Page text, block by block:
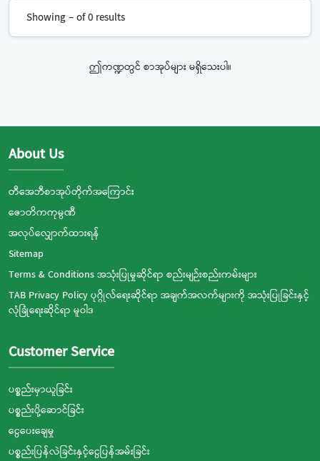
Showing – of 0 results
ဤကဏ္ဍတွင် စာအုပ်များ မရှိသေးပါ။
About Us
တီအေဘီစာအုပ်တိုက်အကြောင်း
ဇောတိကကုမ္ပဏီ
အလုပ်လျှောက်ထားရန်
Sitemap
Terms & Conditions အသုံးပြုမှုဆိုင်ရာ စည်းမျဉ်းစည်းကမ်းများ
TAB Privacy Policy ပုဂ္ဂိုလ်ရေးဆိုင်ရာ အချက်အလက်များကို အသုံးပြုခြင်းနှင့်
လုံခြုံရေးဆိုင်ရာ မူဝါဒ
Customer Service
ပစ္စည်းမှာယူခြင်း
ပစ္စည်းပို့ဆောင်ခြင်း
ငွေပေးချေမှု
ပစ္စည်းပြန်လဲခြင်းနှင့်ငွေပြန်အမ်းခြင်း